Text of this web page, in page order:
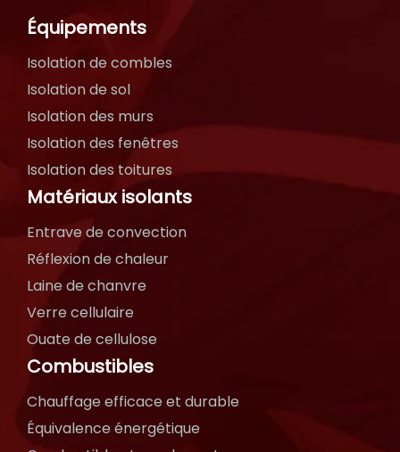
Équipements
Isolation de combles
Isolation de sol
Isolation des murs
Isolation des fenêtres
Isolation des toitures
Matériaux isolants
Entrave de convection
Réflexion de chaleur
Laine de chanvre
Verre cellulaire
Ouate de cellulose
Combustibles
Chauffage efficace et durable
Équivalence énergétique